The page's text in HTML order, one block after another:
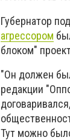
Губернатор
агрессором
блоком"
"Он должен
редакции
Тут можно